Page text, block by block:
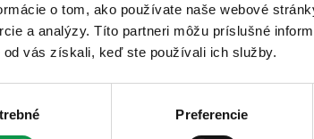
o tom, ako používate naše webové
a analýzy. Títo partneri môžu príslušné
od vás získali, keď ste používali ich služby.
Preferencie